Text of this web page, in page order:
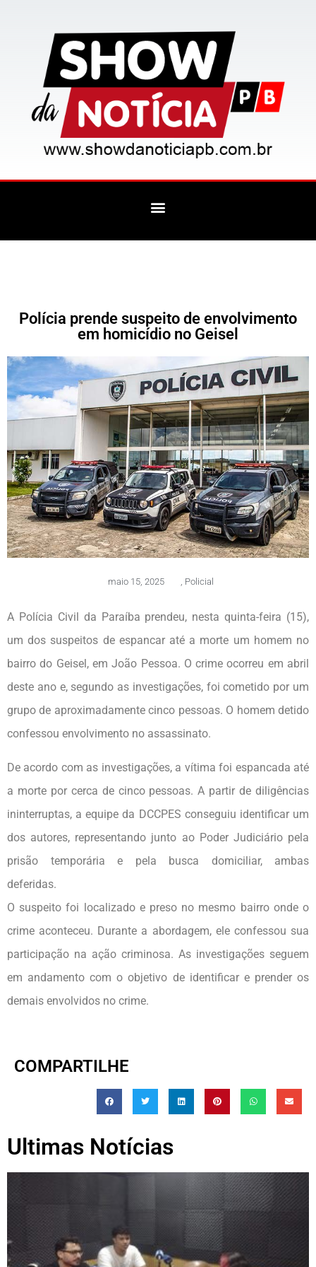
Polícia prende suspeito de envolvimento
em homicídio no Geisel
maio 15, 2025 , Policial
A Polícia Civil da Paraíba prendeu, nesta quinta-feira (15),
um dos suspeitos de espancar até a morte um homem no
bairro do Geisel, em João Pessoa. O crime ocorreu em abril
deste ano e, segundo as investigações, foi cometido por um
grupo de aproximadamente cinco pessoas. O homem detido
confessou envolvimento no assassinato.
De acordo com as investigações, a vítima foi espancada até
a morte por cerca de cinco pessoas. A partir de diligências
ininterruptas, a equipe da DCCPES conseguiu identificar um
dos autores, representando junto ao Poder Judiciário pela
prisão temporária e pela busca domiciliar, ambas
O suspeito foi localizado e preso no mesmo bairro onde o
crime aconteceu. Durante a abordagem, ele confessou sua
participação na ação criminosa. As investigações seguem
em andamento com o objetivo de identificar e prender os
demais envolvidos no crime.
COMPARTILHE
Ultimas Notícias